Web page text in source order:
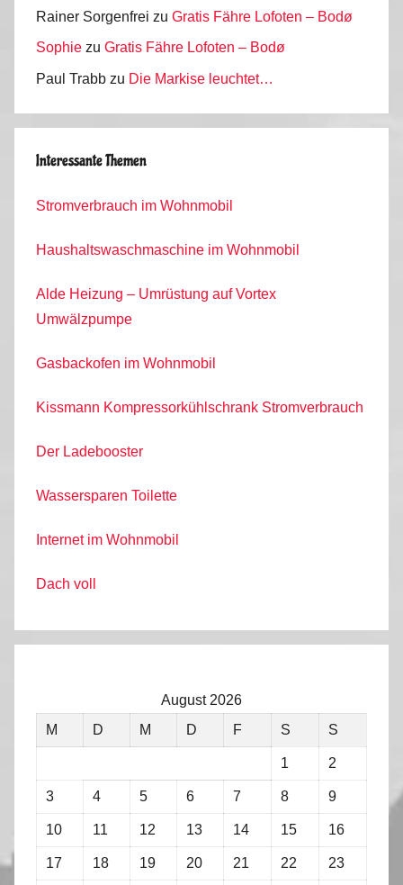
Rainer Sorgenfrei zu Gratis Fähre Lofoten – Bodø
Sophie zu Gratis Fähre Lofoten – Bodø
Paul Trabb zu Die Markise leuchtet…
Interessante Themen
Stromverbrauch im Wohnmobil
Haushaltswaschmaschine im Wohnmobil
Alde Heizung – Umrüstung auf Vortex
Umwälzpumpe
Gasbackofen im Wohnmobil
Kissmann Kompressorkühlschrank Stromverbrauch
Der Ladebooster
Wassersparen Toilette
Internet im Wohnmobil
Dach voll
August 2026
M
D M D F S S
1 2
3 4 5 6 7 8 9
10 11 12 13 14 15 16
17 18 19 20 21 22 23